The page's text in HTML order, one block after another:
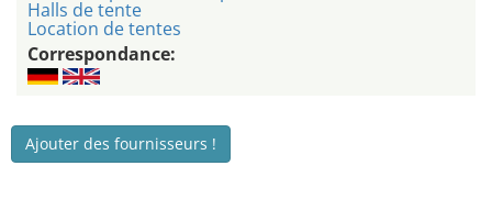
Halls de tente
Location de tentes
Correspondance:
Ajouter des fournisseurs !